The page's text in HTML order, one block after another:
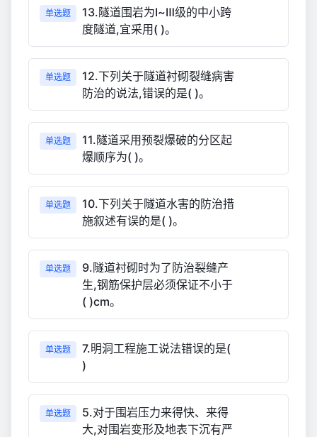
单选题
13.隧道围岩为Ⅰ~Ⅲ级的中小跨
度隧道,宜采用( )。
单选题
12.下列关于隧道衬砌裂缝病害
防治的说法,错误的是( )。
单选题
11.隧道采用预裂爆破的分区起
爆顺序为( )。
单选题
10.下列关于隧道水害的防治措
施叙述有误的是( )。
单选题
9.隧道衬砌时为了防治裂缝产
生,钢筋保护层必须保证不小于
( )cm。
单选题
7.明洞工程施工说法错误的是(
)
单选题
5.对于围岩压力来得快、来得
大,对围岩变形及地表下沉有严